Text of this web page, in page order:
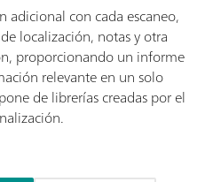
adicional con cada escaneo,
localización, notas y otra
proporcionando un informe
relevante en un solo
de librerías creadas por el